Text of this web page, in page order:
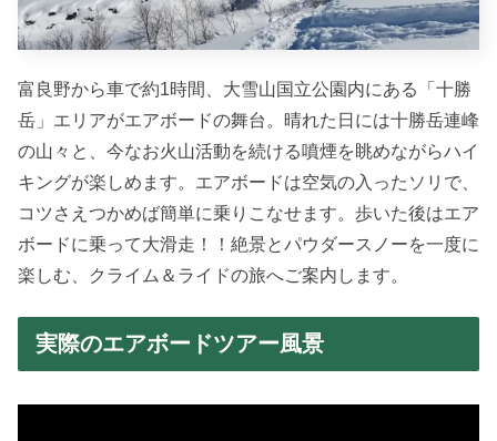
富良野から車で約1時間、大雪山国立公園内にある「十勝
岳」エリアがエアボードの舞台。晴れた日には十勝岳連峰
の山々と、今なお火山活動を続ける噴煙を眺めながらハイ
キングが楽しめます。エアボードは空気の入ったソリで、
コツさえつかめば簡単に乗りこなせます。歩いた後はエア
ボードに乗って大滑走！！絶景とパウダースノーを一度に
楽しむ、クライム＆ライドの旅へご案内します。
実際のエアボードツアー風景